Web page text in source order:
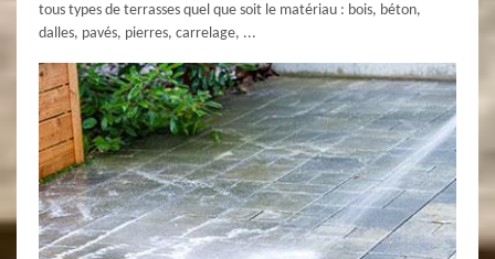
tous types de terrasses quel que soit le matériau : bois, béton,
dalles, pavés, pierres, carrelage, ...